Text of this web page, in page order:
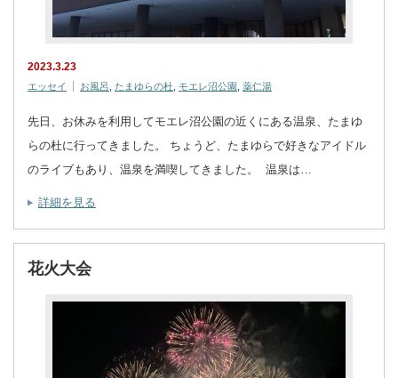
2023.3.23
エッセイ お風呂 たまゆらの杜 モエレ沼公園 薬仁湯
先日、お休みを利用してモエレ沼公園の近くにある温泉、たまゆ
らの杜に行ってきました。 ちょうど、たまゆらで好きなアイドル
のライブもあり、温泉を満喫してきました。 温泉は…
詳細を見る
花火大会